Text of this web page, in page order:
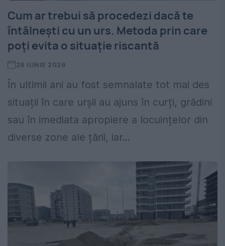
Cum ar trebui să procedezi dacă te
întâlnești cu un urs. Metoda prin care
poți evita o situație riscantă
28 IUNIE 2026
În ultimii ani au fost semnalate tot mai des
situații în care urșii au ajuns în curți, grădini
sau în imediata apropiere a locuințelor din
diverse zone ale țării, iar...